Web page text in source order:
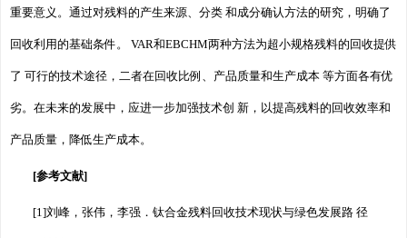
重要意义。通过对残料的产生来源、分类 和成分确认方法的研究，明确了
回收利用的基础条件。 VAR和EBCHM两种方法为超小规格残料的回收提供
了 可行的技术途径，二者在回收比例、产品质量和生产成本 等方面各有优
劣。在未来的发展中，应进一步加强技术创 新，以提高残料的回收效率和
产品质量，降低生产成本。
[参考文献]
[1]刘峰，张伟，李强．钛合金残料回收技术现状与绿色发展路 径